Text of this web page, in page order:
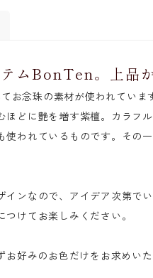
ムBonTen。上品
お念珠の素材が使われていま
ほどに艶を増す紫檀。カラフ
使われているものです。その
インなので、アイデア次第で
けてお楽しみください。
好みのお色だけをお求めいた
紫檀(木玉部分)
ナイロン(房・糸)
約12mm
約10cm(紐を含む)